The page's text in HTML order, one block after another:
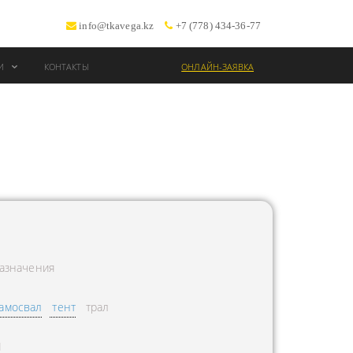
info@tkavega.kz +7 (778) 434-36-77
КОНТАКТЫ ОНЛАЙН-ЗАЯВКА
тент трал